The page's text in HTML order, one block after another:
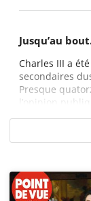
Jusqu’au
Charles III a
secondaires
Presque
l’opinion